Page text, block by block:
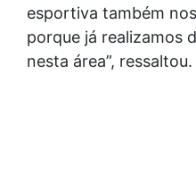
esportiva também
porque já realizamos
nesta área”, ressaltou.